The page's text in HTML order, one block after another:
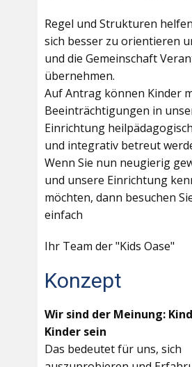
Regel und Strukturen
sich besser zu orientieren
und die Gemeinschaft
übernehmen.
Auf Antrag können Kinder
Beeinträchtigungen in
Einrichtung
und integrativ betreut
Wenn Sie nun neugierig
und unsere Einrichtung
möchten, dann besuchen
einfach
Ihr Team der "Kids Oase"
Konzept
Wir sind der Meinung:
Kinder sein
Das bedeutet für uns, sich